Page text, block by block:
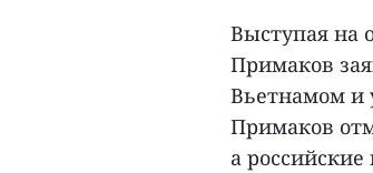
Выступая на
Примаков
Вьетнамом и
Примаков
а